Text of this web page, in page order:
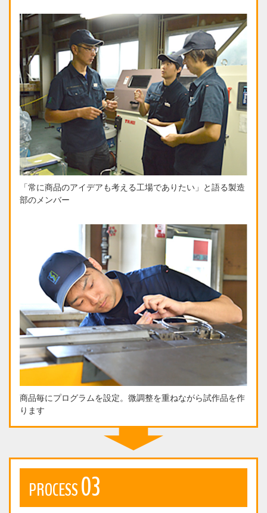
「常に商品のアイデアも考える工場でありたい」と語る製造
部のメンバー
商品毎にプログラムを設定。微調整を重ねながら試作品を作
ります
PROCESS03